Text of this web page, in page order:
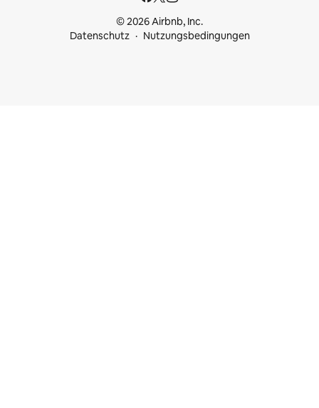
© 2026 Airbnb, Inc.
Datenschutz
Nutzungsbedingungen